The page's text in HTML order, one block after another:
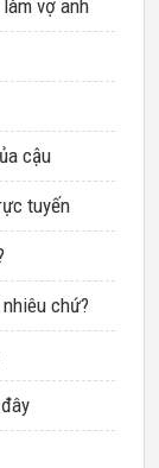
vợ anh
cậu
tuyến
chứ?